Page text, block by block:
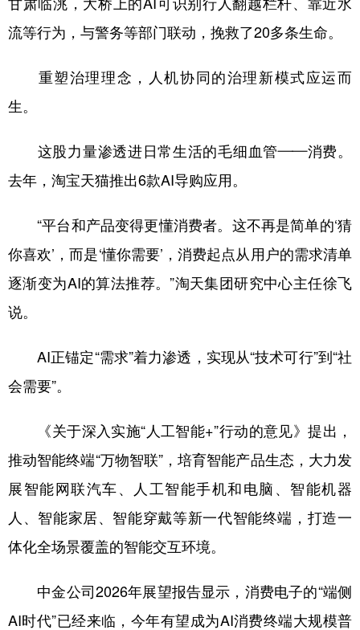
甘肃临洮，大桥上的AI可识别行人翻越栏杆、靠近水
流等行为，与警务等部门联动，挽救了20多条生命。
重塑治理理念，人机协同的治理新模式应运而
生。
这股力量渗透进日常生活的毛细血管——消费。
去年，淘宝天猫推出6款AI导购应用。
“平台和产品变得更懂消费者。这不再是简单的‘猜
你喜欢’，而是‘懂你需要’，消费起点从用户的需求清单
逐渐变为AI的算法推荐。”淘天集团研究中心主任徐飞
说。
AI正锚定“需求”着力渗透，实现从“技术可行”到“社
会需要”。
《关于深入实施“人工智能+”行动的意见》提出，
推动智能终端“万物智联”，培育智能产品生态，大力发
展智能网联汽车、人工智能手机和电脑、智能机器
人、智能家居、智能穿戴等新一代智能终端，打造一
体化全场景覆盖的智能交互环境。
中金公司2026年展望报告显示，消费电子的“端侧
AI时代”已经来临，今年有望成为AI消费终端大规模普